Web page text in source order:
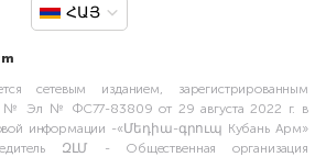
ՀԱՅ
сетевым изданием, зарегистрированным
№ Эл № ФС77-83809 от 29 августа 2022 г. в
информации -«Մեդիա-գրուպ Кубань Арм»
ԶԼՄ - Общественная организация